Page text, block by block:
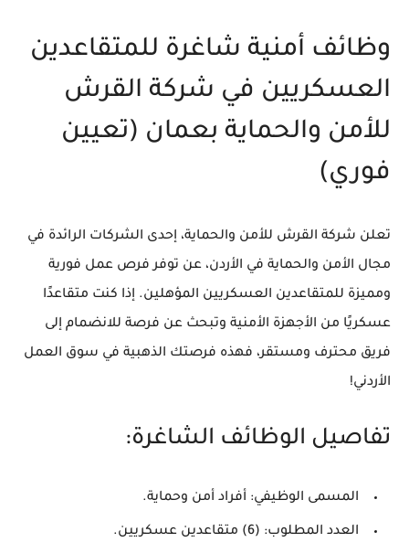
وظائف أمنية شاغرة للمتقاعدين
العسكريين في شركة القرش
للأمن والحماية بعمان (تعيين
فوري)
تعلن شركة القرش للأمن والحماية، إحدى الشركات الرائدة في
مجال الأمن والحماية في الأردن، عن توفر فرص عمل فورية
ومميزة للمتقاعدين العسكريين المؤهلين. إذا كنت متقاعدًا
عسكريًا من الأجهزة الأمنية وتبحث عن فرصة للانضمام إلى
فريق محترف ومستقر، فهذه فرصتك الذهبية في سوق العمل
الأردني!
تفاصيل الوظائف الشاغرة:
المسمى الوظيفي: أفراد أمن وحماية.
العدد المطلوب: (6) متقاعدين عسكريين.